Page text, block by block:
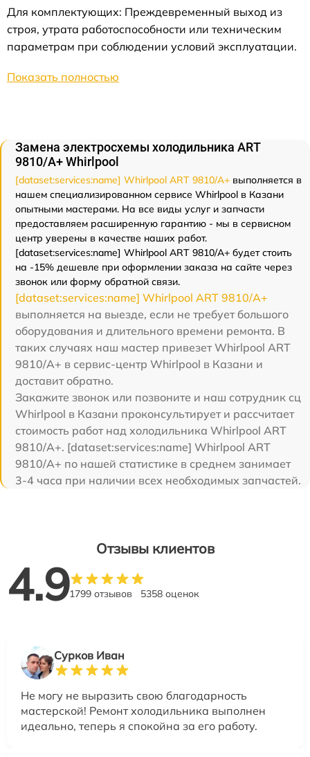
Для комплектующих: Преждевременный выход из
строя, утрата работоспособности или техническим
параметрам при соблюдении условий эксплуатации.
Показать полностью
Замена электросхемы холодильника ART
9810/A+ Whirlpool
[dataset:services:name] Whirlpool ART 9810/A+ выполняется в
нашем специализированном сервисе Whirlpool в Казани
опытными мастерами. На все виды услуг и запчасти
предоставляем расширенную гарантию - мы в сервисном
центр уверены в качестве наших работ.
[dataset:services:name] Whirlpool ART 9810/A+ будет стоить
на -15% дешевле при оформлении заказа на сайте через
звонок или форму обратной связи.
[dataset:services:name] Whirlpool ART 9810/A+
выполняется на выезде, если не требует большого
оборудования и длительного времени ремонта. В
таких случаях наш мастер привезет Whirlpool ART
9810/A+ в сервис-центр Whirlpool в Казани и
доставит обратно.
Закажите звонок или позвоните и наш сотрудник сц
Whirlpool в Казани проконсультирует и рассчитает
стоимость работ над холодильника Whirlpool ART
9810/A+. [dataset:services:name] Whirlpool ART
9810/A+ по нашей статистике в среднем занимает
3-4 часа при наличии всех необходимых запчастей.
Отзывы клиентов
4.91799 отзывов 5358 оценок
Сурков Иван
Не могу не выразить свою благодарность
мастерской! Ремонт холодильника выполнен
идеально, теперь я спокойна за его работу.